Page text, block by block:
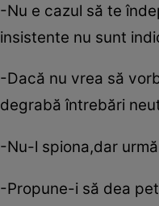
-Nu e cazul să te
insistente nu sunt
-Dacă nu vrea să
degrabă întrebări
-Nu-l spiona,dar
-Propune-i să dea